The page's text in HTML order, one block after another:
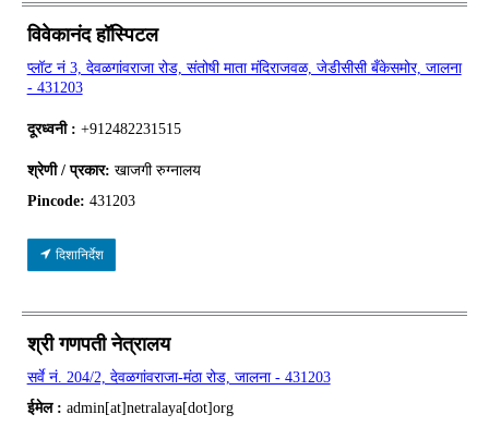
विवेकानंद हॉस्पिटल
प्लॉट नं 3, देवळगांवराजा रोड, संतोषी माता मंदिराजवळ, जेडीसीसी बँकेसमोर, जालना
- 431203
दूरध्वनी : +912482231515
श्रेणी / प्रकार: खाजगी रुग्नालय
Pincode: 431203
दिशानिर्देश
श्री गणपती नेत्रालय
सर्वे नं. 204/2, देवळगांवराजा-मंठा रोड, जालना - 431203
ईमेल : admin[at]netralaya[dot]org